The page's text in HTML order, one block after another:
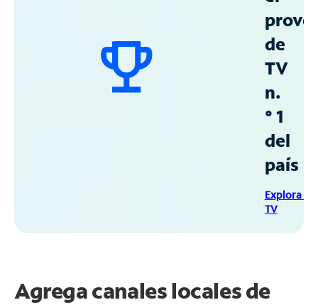
de
TV
n.
° 1
del
país
Explora
TV
Agrega canales locales de